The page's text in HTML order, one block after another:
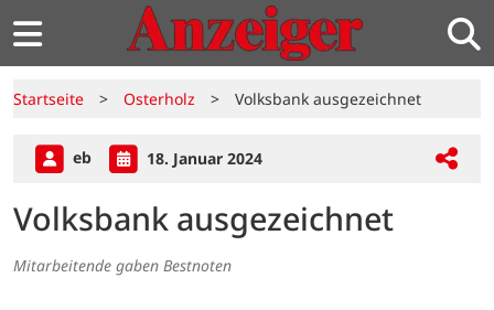
Startseite > Osterholz > Volksbank ausgezeichnet
eb 18. Januar 2024
Volksbank ausgezeichnet
Mitarbeitende gaben Bestnoten